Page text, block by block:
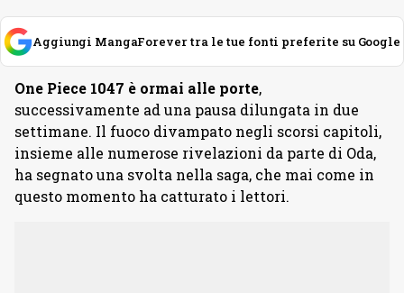
Aggiungi MangaForever tra le tue fonti preferite su Google
One Piece 1047 è ormai alle porte,
successivamente ad una pausa dilungata in due
settimane. Il fuoco divampato negli scorsi capitoli,
insieme alle numerose rivelazioni da parte di Oda,
ha segnato una svolta nella saga, che mai come in
questo momento ha catturato i lettori.